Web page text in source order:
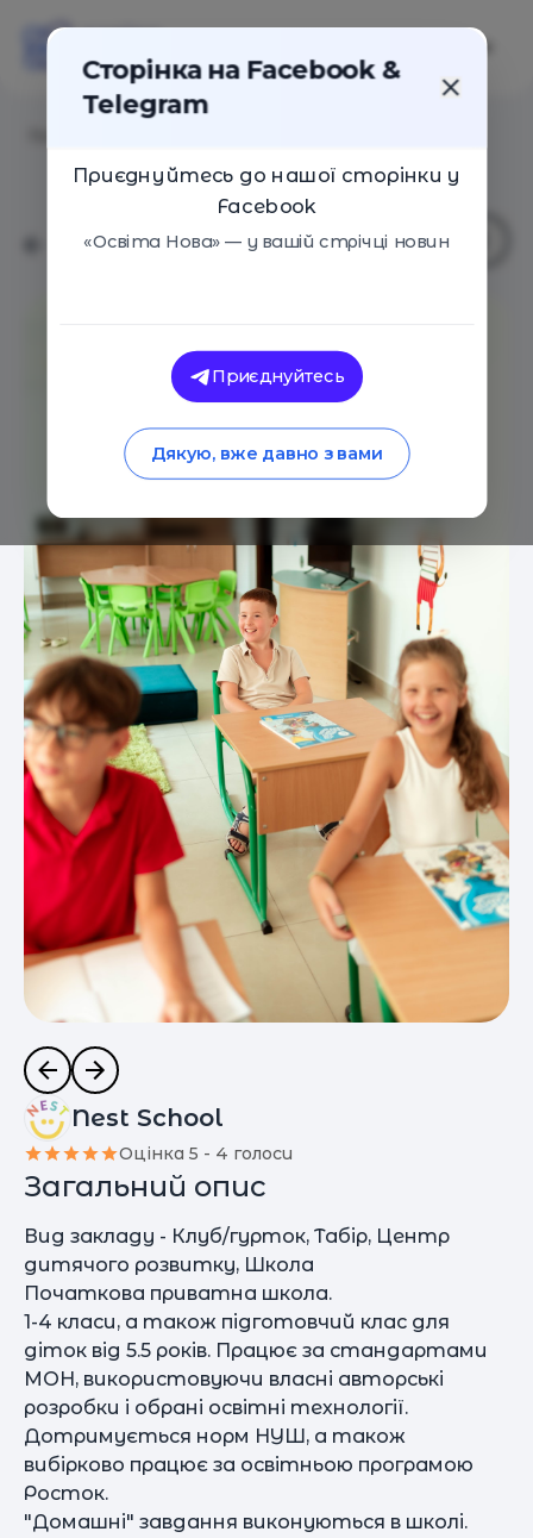
Nest School
Оцінка 5 - 4 голоси
Загальний опис
Вид закладу - Клуб/гурток, Табір, Центр
дитячого розвитку, Школа
Початкова приватна школа.
1-4 класи, а також підготовчий клас для
діток від 5.5 років. Працює за стандартами
МОН, використовуючи власні авторські
розробки і обрані освітні технології.
Дотримується норм НУШ, а також
вибірково працює за освітньою програмою
Росток.
"Домашні" завдання виконуються в школі.
Сторінка на Facebook &
Telegram
Приєднуйтесь до нашої сторінки у
Facebook
«Освіта Нова» — у вашій стрічці новин
Приєднуйтесь
Дякую, вже давно з вами